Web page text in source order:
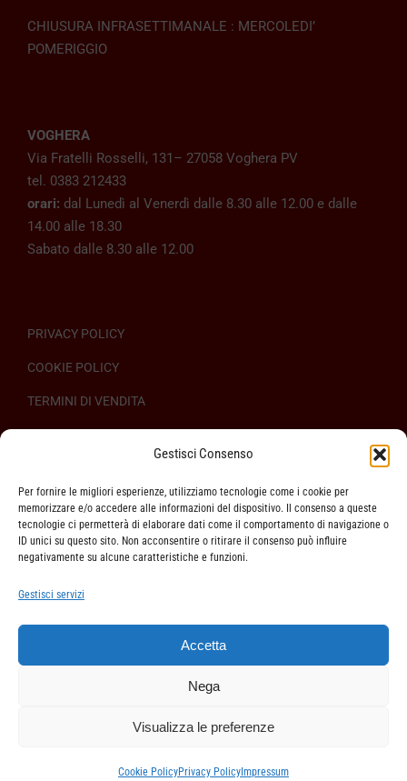
Gestisci Consenso
Per fornire le migliori esperienze, utilizziamo tecnologie come i cookie per
memorizzare e/o accedere alle informazioni del dispositivo. Il consenso a queste
tecnologie ci permetterà di elaborare dati come il comportamento di navigazione o
ID unici su questo sito. Non acconsentire o ritirare il consenso può influire
negativamente su alcune caratteristiche e funzioni.
Gestisci servizi
Accetta
Nega
Visualizza le preferenze
Cookie PolicyPrivacy Policy Impressum
CHIUSURA INFRASETTIMANALE : MERCOLEDI’
POMERIGGIO
VOGHERA
Via Fratelli Rosselli, 131– 27058 Voghera PV
tel. 0383 212433
orari: dal Lunedì al Venerdì dalle 8.30 alle 12.00 e dalle
14.00 alle 18.30
Sabato dalle 8.30 alle 12.00
PRIVACY POLICY
COOKIE POLICY
TERMINI DI VENDITA
ASSISTENZA CLIENTI
SPEDIZIONI